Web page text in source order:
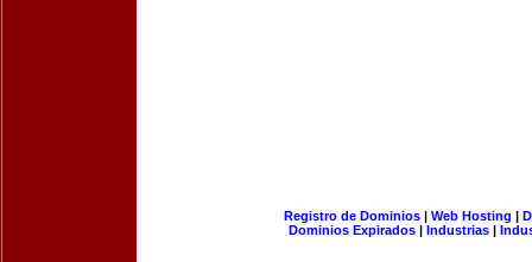
Registro de Dominios| Web Hosting |
Dominios Expirados | Industrias |